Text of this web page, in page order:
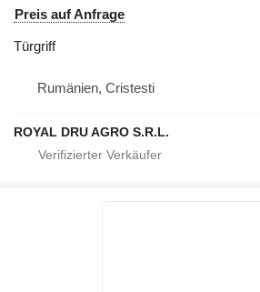
Preis auf Anfrage
Türgriff
Rumänien, Cristesti
ROYAL DRU AGRO S.R.L.